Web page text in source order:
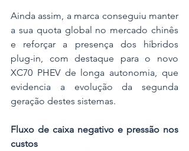
Ainda assim, a marca conseguiu manter
a sua quota global no mercado chinês
e reforçar a presença dos híbridos
plug-in, com destaque para o novo
XC70 PHEV de longa autonomia, que
evidencia a evolução da segunda
geração destes sistemas.
Fluxo de caixa negativo e pressão nos
custos